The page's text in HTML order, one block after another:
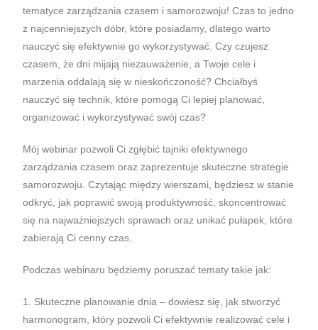
tematyce zarządzania czasem i samorozwoju! Czas to jedno
z najcenniejszych dóbr, które posiadamy, dlatego warto
nauczyć się efektywnie go wykorzystywać. Czy czujesz
czasem, że dni mijają niezauważenie, a Twoje cele i
marzenia oddalają się w nieskończoność? Chciałbyś
nauczyć się technik, które pomogą Ci lepiej planować,
organizować i wykorzystywać swój czas?
Mój webinar pozwoli Ci zgłębić tajniki efektywnego
zarządzania czasem oraz zaprezentuje skuteczne strategie
samorozwoju. Czytając między wierszami, będziesz w stanie
odkryć, jak poprawić swoją produktywność, skoncentrować
się na najważniejszych sprawach oraz unikać pułapek, które
zabierają Ci cenny czas.
Podczas webinaru będziemy poruszać tematy takie jak:
1. Skuteczne planowanie dnia – dowiesz się, jak stworzyć
harmonogram, który pozwoli Ci efektywnie realizować cele i